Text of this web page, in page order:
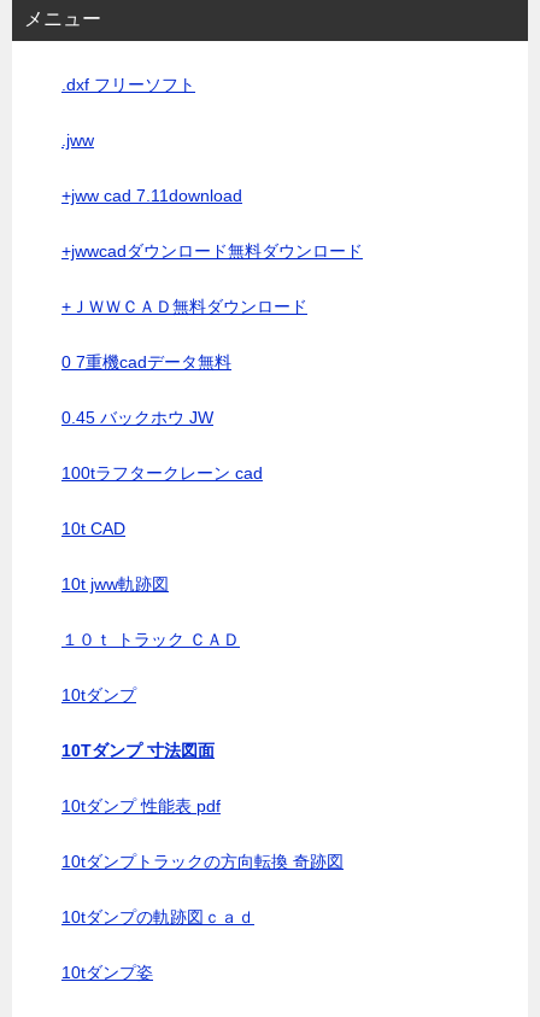
メニュー
.dxf フリーソフト
.jww
+jww cad 7.11download
+jwwcadダウンロード無料ダウンロード
+ＪＷＷＣＡＤ無料ダウンロード
0 7重機cadデータ無料
0.45 バックホウ JW
100tラフタークレーン cad
10t CAD
10t jww軌跡図
１０ｔ トラック ＣＡＤ
10tダンプ
10Tダンプ 寸法図面
10tダンプ 性能表 pdf
10tダンプトラックの方向転換 奇跡図
10tダンプの軌跡図ｃａｄ
10tダンプ姿